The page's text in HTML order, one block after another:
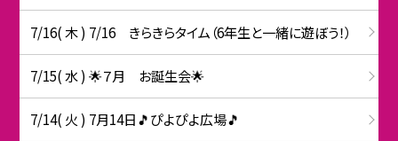
7/16( 木 ) 7/16 きらきらタイム（6年生と一緒に遊ぼう！）
7/15( 水 ) 🌟７月 お誕生会🌟
7/14( 火 ) 7月14日🎵ぴよぴよ広場🎵